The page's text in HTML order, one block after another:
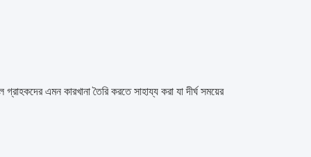
এমন কারখানা তৈরি করতে সাহায্য করা যা দীর্ঘ সময়ের